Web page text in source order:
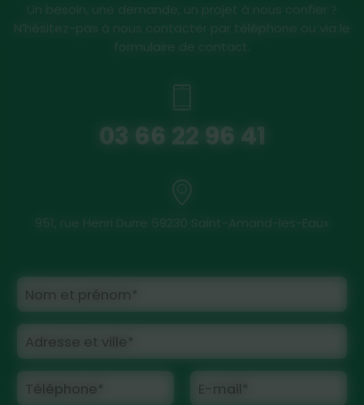
Un besoin, une demande, un projet à nous confier ?
03 66 22 96 41
951, rue Henri Durre 59230 Saint-Amand-les-Eaux
Nom et prénom*
Adresse et ville*
Téléphone* E-mail*